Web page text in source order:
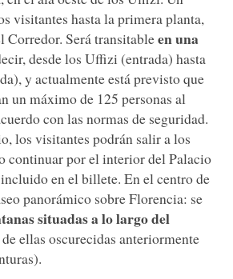
visitantes hasta la primera planta,
Corredor. Será transitableen una
desde los Uffizi (entrada) hasta
y actualmente está previsto que
un máximo de 125 personas al
con las normas de seguridad.
los visitantes podrán salir a los
continuar por el interior del Palacio
en el billete. En el centro de
panorámico sobre Florencia: se
situadas a lo largo del
ellas oscurecidas anteriormente